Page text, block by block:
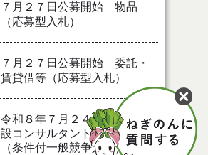
７月２７日公募開始 物品
（応募型入札）
７月２７日公募開始 委託・
賃貸借等（応募型入札）
令和８年７月２４日執行 建
設コンサルタント等入札結果
（条件付一般競争入札）